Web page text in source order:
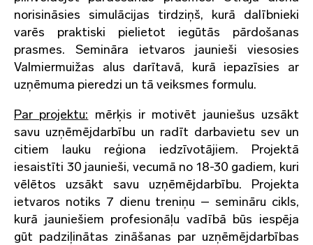
norisināsies simulācijas tirdziņš, kurā dalībnieki
varēs praktiski pielietot iegūtās pārdošanas
prasmes. Semināra ietvaros jaunieši viesosies
Valmiermuižas alus darītavā, kurā iepazīsies ar
uzņēmuma pieredzi un tā veiksmes formulu.
Par projektu: mērķis ir motivēt jauniešus uzsākt
savu uzņēmējdarbību un radīt darbavietu sev un
citiem lauku reģiona iedzīvotājiem. Projektā
iesaistīti 30 jaunieši, vecumā no 18-30 gadiem, kuri
vēlētos uzsākt savu uzņēmējdarbību. Projekta
ietvaros notiks 7 dienu treniņu – semināru cikls,
kurā jauniešiem profesionāļu vadībā būs iespēja
gūt padziļinātas zināšanas par uzņēmējdarbības